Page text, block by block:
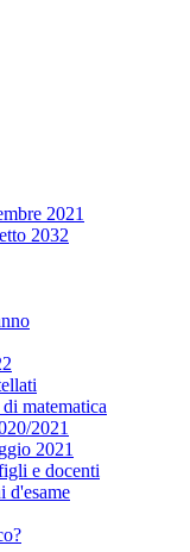
2021
2032
matematica
2021
2021
e docenti
d'esame